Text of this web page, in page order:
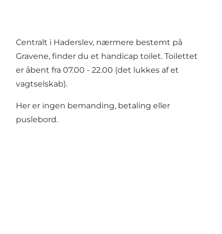
Centralt i Haderslev, nærmere bestemt på
Gravene, finder du et handicap toilet. Toilettet
er åbent fra 07.00 - 22.00 (det lukkes af et
vagtselskab).
Her er ingen bemanding, betaling eller
puslebord.